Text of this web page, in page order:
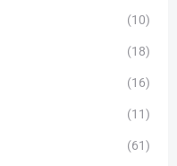
(10)
(18)
(16)
(11)
(61)